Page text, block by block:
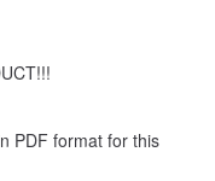
PDF format for this